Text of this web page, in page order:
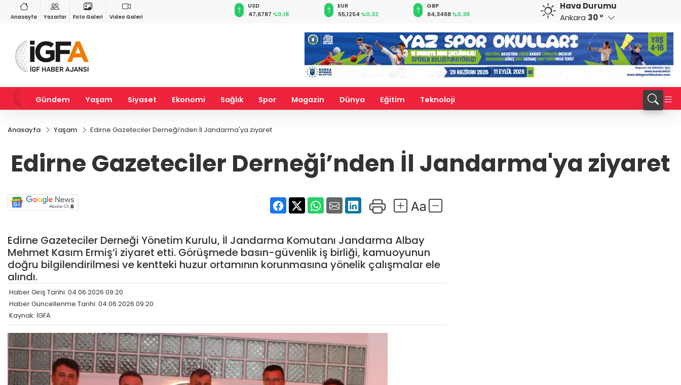
Anasayfa Yazarlar Foto Galeri Video Galeri
%2,59
BIST 100
13.779,39%-0,14
EUR
55,1254%0,32
GBP
64,3468%0,38
CHF
59,0083%0,82 %0,73
RUB
0,5822
Hava Durumu
Ankara 30 °
Gündem Yaşam Siyaset Ekonomi Sağlık Spor Magazin Dünya Eğitim Teknoloji
Anasayfa Yaşam Edirne Gazeteciler Derneği’nden İl Jandarma'ya ziyaret
Edirne Gazeteciler Derneği’nden İl Jandarma'ya ziyaret
Edirne Gazeteciler Derneği Yönetim Kurulu, İl Jandarma Komutanı Jandarma Albay
Mehmet Kasım Ermiş’i ziyaret etti. Görüşmede basın-güvenlik iş birliği, kamuoyunun
doğru bilgilendirilmesi ve kentteki huzur ortamının korunmasına yönelik çalışmalar ele
alındı.
Haber Giriş Tarihi: 04.06.2026 09:20
Haber Güncellenme Tarihi: 04.06.2026 09:20
Kaynak: İGFA